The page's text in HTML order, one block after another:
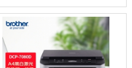
DCP-7080D
黑白激光多功
能一体机(...